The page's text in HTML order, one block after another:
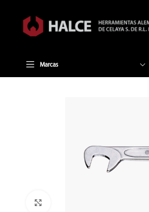
Marcas